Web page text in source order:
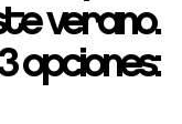
verano.
opciones: